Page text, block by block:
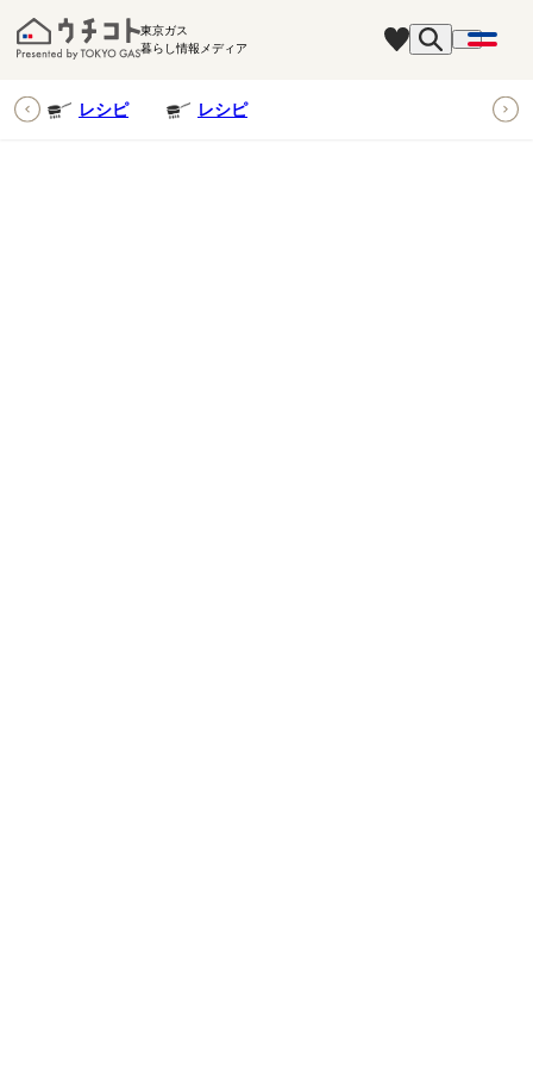
東京ガス
暮らし情報メディア
レシピ レシピ